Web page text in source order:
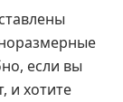
если вы
и хотите